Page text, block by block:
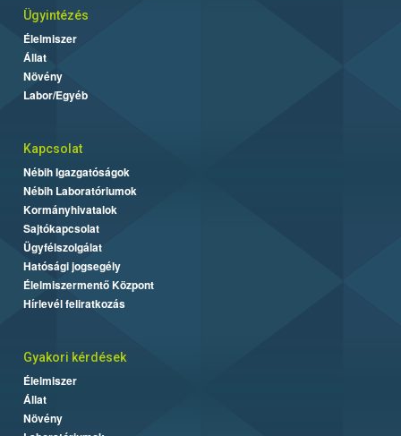
Ügyintézés
Élelmiszer
Állat
Növény
Labor/Egyéb
Kapcsolat
Nébih Igazgatóságok
Nébih Laboratóriumok
Kormányhivatalok
Sajtókapcsolat
Ügyfélszolgálat
Hatósági jogsegély
Élelmiszermentő Központ
Hírlevél feliratkozás
Gyakori kérdések
Élelmiszer
Állat
Növény